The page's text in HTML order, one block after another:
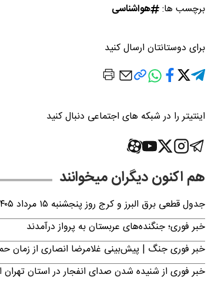
برچسب ها: هواشناسی
برای دوستانتان ارسال کنید
اینتیتر را در شبکه های اجتماعی دنبال کنید
هم اکنون دیگران میخوانند
جدول قطعی برق البرز و کرج روز پنجشنبه ۱۵ مرداد ۱۴۰۵ | برنامه خاموشی برق کرج اعلام شد
خبر فوری؛ جنگنده‌های عربستان به پرواز درآمدند
خبر فوری جنگ | پیش‌بینی غلامرضا انصاری از زمان
خبر فوری از شنیده شدن صدای انفجار در استان تهران امروز چهارشنبه ۱۴ مرداد ۱۴۰۵